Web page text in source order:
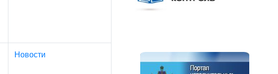
Новости